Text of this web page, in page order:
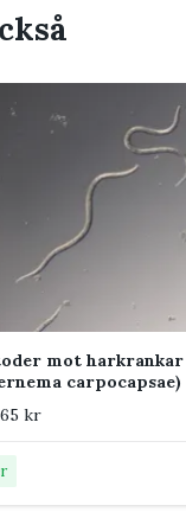
.
mot harkrankar
carpocapsae)
kr